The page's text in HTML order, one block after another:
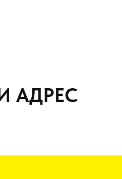
АДРЕС